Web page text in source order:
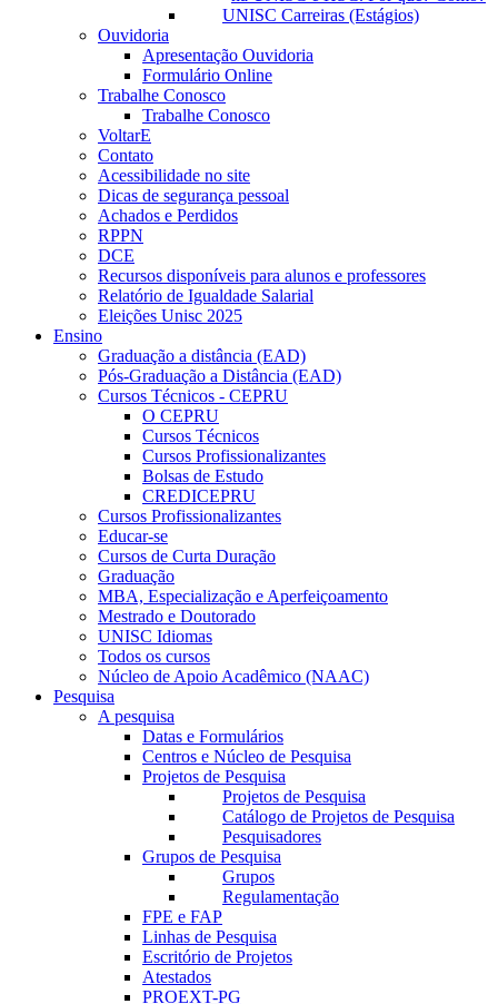
UNISC Carreiras (Estágios)
Ouvidoria
Apresentação Ouvidoria
Formulário Online
Trabalhe Conosco
Trabalhe Conosco
VoltarE
Contato
Acessibilidade no site
Dicas de segurança pessoal
Achados e Perdidos
RPPN
DCE
Recursos disponíveis para alunos e professores
Relatório de Igualdade Salarial
Eleições Unisc 2025
Ensino
Graduação a distância (EAD)
Pós-Graduação a Distância (EAD)
Cursos Técnicos - CEPRU
O CEPRU
Cursos Técnicos
Cursos Profissionalizantes
Bolsas de Estudo
CREDICEPRU
Cursos Profissionalizantes
Educar-se
Cursos de Curta Duração
Graduação
MBA, Especialização e Aperfeiçoamento
Mestrado e Doutorado
UNISC Idiomas
Todos os cursos
Núcleo de Apoio Acadêmico (NAAC)
Pesquisa
A pesquisa
Datas e Formulários
Centros e Núcleo de Pesquisa
Projetos de Pesquisa
Projetos de Pesquisa
Catálogo de Projetos de Pesquisa
Pesquisadores
Grupos de Pesquisa
Grupos
Regulamentação
FPE e FAP
Linhas de Pesquisa
Escritório de Projetos
Atestados
PROEXT-PG